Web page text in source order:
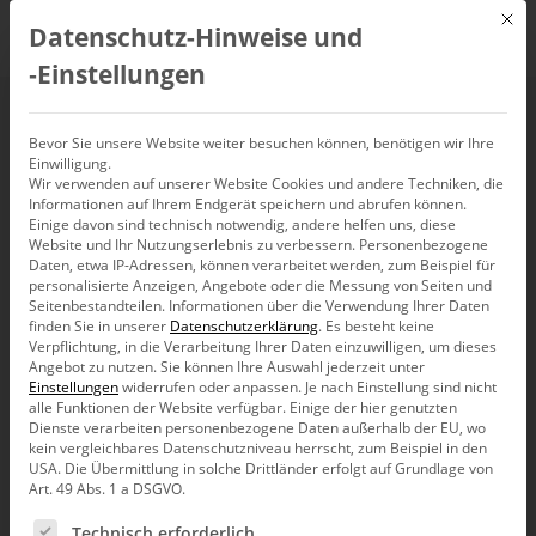
Bissantz Partner
Award 2022 für AHAG
Bereits zum zweiten Mal ging der Bissantz Partner
Award nach Münster: Die AHAG
Unternehmensberatung wurde 2022 erneut
ausgezeichnet.
Mit
Datenschutz-Hinweise und
‑Einstellungen
Bevor Sie unsere Website weiter besuchen können, benötigen wir Ihre
Einwilligung.
Wir verwenden auf unserer Website Cookies und andere Techniken, die
Informationen auf Ihrem Endgerät speichern und abrufen können.
Einige davon sind technisch notwendig, andere helfen uns, diese
Website und Ihr Nutzungserlebnis zu verbessern. Personenbezogene
Daten, etwa IP-Adressen, können verarbeitet werden, zum Beispiel für
personalisierte Anzeigen, Angebote oder die Messung von Seiten und
Seitenbestandteilen. Informationen über die Verwendung Ihrer Daten
finden Sie in unserer Datenschutzerklärung. Es besteht keine
Verpflichtung, in die Verarbeitung Ihrer Daten einzuwilligen, um dieses
Angebot zu nutzen.Sie können Ihre Auswahl jederzeit unter
Einstellungenwiderrufen oder anpassen. Je nach Einstellung sind nicht
alle Funktionen der Website verfügbar. Einige der hier genutzten
Dienste verarbeiten personenbezogene Daten außerhalb der EU, wo
kein vergleichbares Datenschutzniveau herrscht, zum Beispiel in den
USA. Die Übermittlung in solche Drittländer erfolgt auf Grundlage von
Art. 49 Abs. 1 a DSGVO.
Es folgt eine Liste der Service-Gruppen, für die eine